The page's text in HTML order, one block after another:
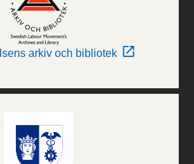
arkiv och bibliotek